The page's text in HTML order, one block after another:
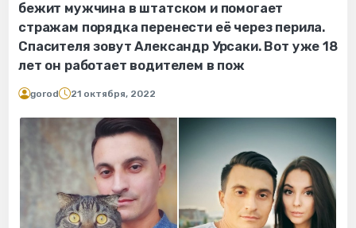
бежит мужчина в штатском и помогает
стражам порядка перенести её через перила.
Спасителя зовут Александр Урсаки. Вот уже 18
лет он работает водителем в пож
gorod 21 октября, 2022